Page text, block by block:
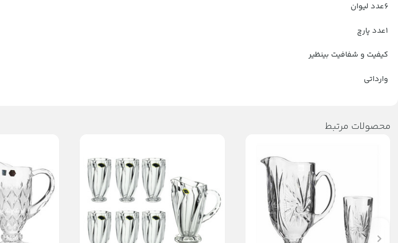
6عدد لیوان
1عدد پارچ
کیفیت و شفافیت بینظیر
وارداتی
محصولات مرتبط